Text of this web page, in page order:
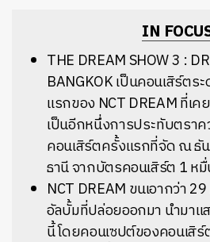
IN
THE DREAM SHOW 3 :
BANGKOK เป็นคอนเสิร์ตร
แรกของ NCT DREAM ที่เ
เป็นอีกหนึ่งการประทับตราค
คอนเสิร์ตครั้งแรกที่จัด ณ ธัน
ธานี จากบัตรคอนเสิร์ต 1 ห
NCT DREAM ขนเอากว่า
อัลบั้มที่ปล่อยออกมา นำมาแ
นี้ โดยคอนเซปต์ของคอนเสิ